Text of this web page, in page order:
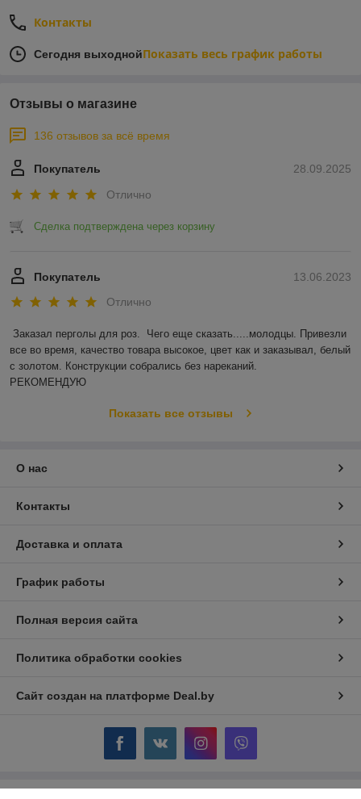
Контакты
Сегодня выходнойПоказать весь график работы
Отзывы о магазине
136 отзывов за всё время
28.09.2025
Покупатель
Отлично
Сделка подтверждена через корзину
13.06.2023
Покупатель
Отлично
Заказал перголы для роз.  Чего еще сказать.....молодцы. Привезли
все во время, качество товара высокое, цвет как и заказывал, белый
с золотом. Конструкции собрались без нареканий.
РЕКОМЕНДУЮ
Показать все отзывы
О нас
Контакты
Доставка и оплата
График работы
Полная версия сайта
Политика обработки cookies
Сайт создан на платформе Deal.by